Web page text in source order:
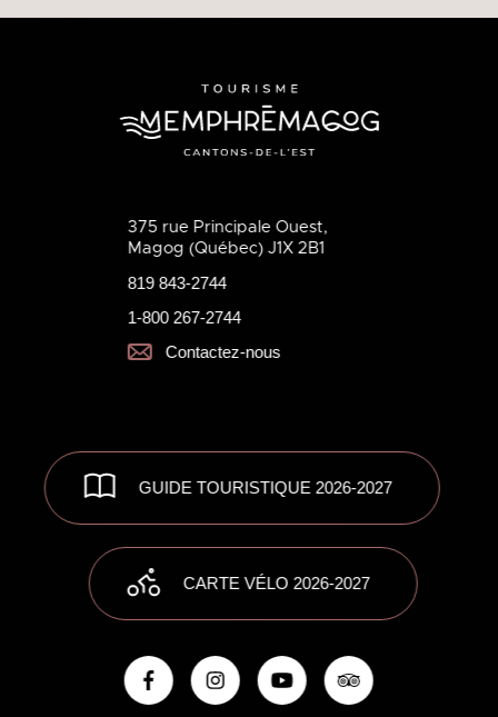
375 rue Principale Ouest,
Magog (Québec) J1X 2B1
819 843-2744
1-800 267-2744
Contactez-nous
GUIDE TOURISTIQUE 2026-2027
CARTE VÉLO 2026-2027